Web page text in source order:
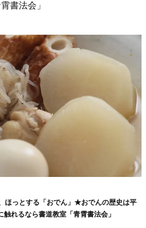
書法会」
ほっとする「おでん」★おでんの歴史は平
れるなら書道教室「青霄書法会」